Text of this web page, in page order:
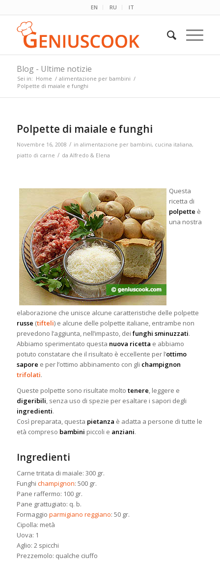
EN RU IT
Blog - Ultime notizie
Sei in: Home / alimentazione per bambini /
Polpette di maiale e funghi
Polpette di maiale e funghi
Novembre 16, 2008 / in alimentazione per bambini, cucina italiana,
piatto di carne / da Alfredo & Elena
Questa
ricetta di
polpette è
una nostra
elaborazione che unisce alcune caratteristiche delle polpette
russe (tifteli) e alcune delle polpette italiane, entrambe non
prevedono l’aggiunta, nell’impasto, dei funghi sminuzzati.
Abbiamo sperimentato questa nuova ricetta e abbiamo
potuto constatare che il risultato è eccellente per l’ottimo
sapore e per l’ottimo abbinamento con gli champignon
trifolati.
Queste polpette sono risultate molto tenere, leggere e
digeribili, senza uso di spezie per esaltare i sapori degli
ingredienti.
Così preparata, questa pietanza è adatta a persone di tutte le
età compreso bambini piccoli e anziani.
Ingredienti
Carne tritata di maiale: 300 gr.
Funghi champignon: 500 gr.
Pane raffermo: 100 gr.
Pane grattugiato: q. b.
Formaggio parmigiano reggiano: 50 gr.
Cipolla: metà
Uova: 1
Aglio: 2 spicchi
Prezzemolo: qualche ciuffo